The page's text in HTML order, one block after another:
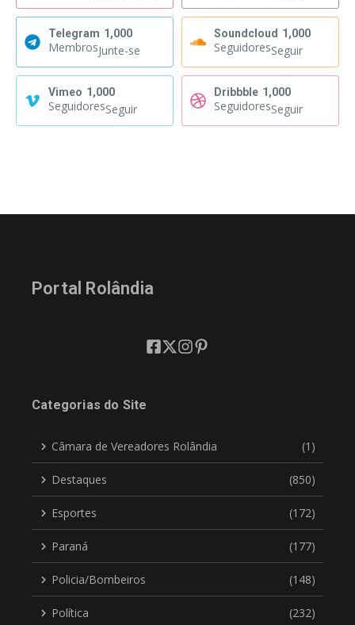
Telegram 1,000
MembrosJunte-se
Soundcloud 1,000
SeguidoresSeguir
Vimeo 1,000
SeguidoresSeguir
Dribbble 1,000
SeguidoresSeguir
Portal Rolândia
Categorias do Site
Câmara de Vereadores Rolândia (1)
Destaques (850)
Esportes (172)
Paraná (177)
Policia/Bombeiros (148)
Política (232)